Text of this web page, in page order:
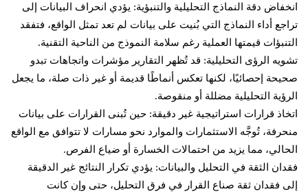
انخفاض دقة النماذج التحليلية والتنبؤية: يؤدي انحراف البيانات إلى
تراجع أداء النماذج التي بُنيت على بيانات لم تعد تمثل الواقع، فتفقد
التنبؤات قيمتها العملية رغم سلامة النموذج من الناحية التقنية.
تشويه الرؤى التحليلية: قد تُظهر التقارير مؤشرات واتجاهات تبدو
صحيحة إحصائيًا، لكنها تعكس أنماطًا قديمة أو غير ذات صلة، ما يجعل
الرؤية التحليلية مضللة أو منقوصة.
اتخاذ قرارات استراتيجية غير دقيقة: حين تُبنى القرارات على بيانات
منحرفة، تُوجَّه الاستثمارات والموارد نحو مسارات لا تتوافق مع الواقع
الحالي، مما يزيد من احتمالات الخسارة أو ضياع الفرص.
فقدان الثقة في التحليل والبيانات: يؤدي تكرار النتائج غير الدقيقة
إلى فقدان ثقة صناع القرار في فرق التحليل، حتى وإن كانت